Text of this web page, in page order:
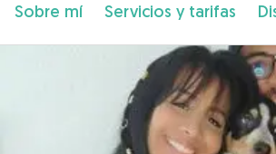
Sobre mí Servicios y tarifas